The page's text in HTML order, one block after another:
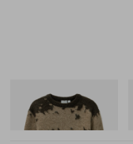
Mohair Splatter Sweater
쇼핑하기